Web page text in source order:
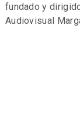
fundado y
Audiovisual